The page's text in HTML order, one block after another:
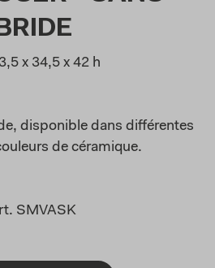
x 34,5 x 42 h
disponible dans différentes
de céramique.
SMVASK